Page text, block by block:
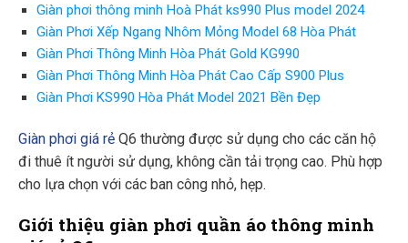
Giàn phơi thông minh Hoà Phát ks990 Plus model 2024
Giàn Phơi Xếp Ngang Nhôm Mỏng Model 68 Hòa Phát
Giàn Phơi Thông Minh Hòa Phát Gold KG990
Giàn Phơi Thông Minh Hòa Phát Cao Cấp S900 Plus
Giàn Phơi KS990 Hòa Phát Model 2021 Bền Đẹp
Giàn phơi giá rẻ Q6 thường được sử dụng cho các căn hộ
đi thuê ít người sử dụng, không cần tải trọng cao. Phù hợp
cho lựa chọn với các ban công nhỏ, hẹp.
Giới thiệu giàn phơi quần áo thông minh